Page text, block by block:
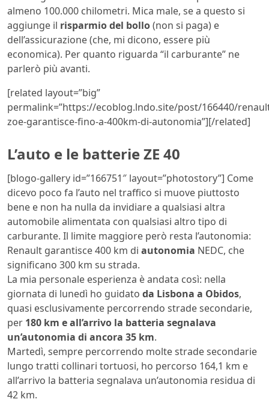
almeno 100.000 chilometri. Mica male, se a questo si
aggiunge il risparmio del bollo(non si paga) e
dell’assicurazione (che, mi dicono, essere più
economica). Per quanto riguarda “il carburante” ne
parlerò più avanti.
[related layout=”big”
permalink=”https://ecoblog.lndo.site/post/166440/
zoe-garantisce-fino-a-400km-di-autonomia”][/related]
L’auto e le batterie ZE 40
[blogo-gallery id=”166751″ layout=”photostory”] Come
dicevo poco fa l’auto nel traffico si muove piuttosto
bene e non ha nulla da invidiare a qualsiasi altra
automobile alimentata con qualsiasi altro tipo di
carburante. Il limite maggiore però resta l’autonomia:
Renault garantisce 400 km di autonomia NEDC, che
significano 300 km su strada.
La mia personale esperienza è andata così: nella
giornata di lunedì ho guidato da Lisbona a Obidos,
quasi esclusivamente percorrendo strade secondarie,
per 180 km e all’arrivo la batteria segnalava
un’autonomia di ancora 35 km.
Martedì, sempre percorrendo molte strade secondarie
lungo tratti collinari tortuosi, ho percorso 164,1 km e
all’arrivo la batteria segnalava un’autonomia residua di
42 km.